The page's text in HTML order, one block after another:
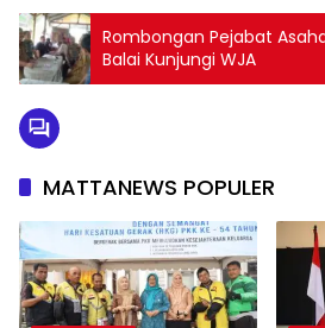
Rombongan Pejabat
Balai Kunjungi WJA
MATTANEWS POPULER